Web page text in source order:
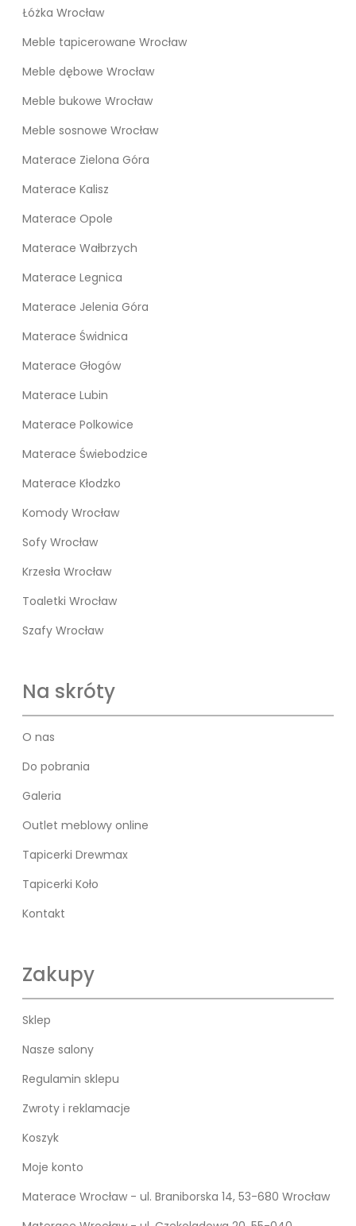
Łóżka Wrocław
Meble tapicerowane Wrocław
Meble dębowe Wrocław
Meble bukowe Wrocław
Meble sosnowe Wrocław
Materace Zielona Góra
Materace Kalisz
Materace Opole
Materace Wałbrzych
Materace Legnica
Materace Jelenia Góra
Materace Świdnica
Materace Głogów
Materace Lubin
Materace Polkowice
Materace Świebodzice
Materace Kłodzko
Komody Wrocław
Sofy Wrocław
Krzesła Wrocław
Toaletki Wrocław
Szafy Wrocław
Na skróty
O nas
Do pobrania
Galeria
Outlet meblowy online
Tapicerki Drewmax
Tapicerki Koło
Kontakt
Zakupy
Sklep
Nasze salony
Regulamin sklepu
Zwroty i reklamacje
Koszyk
Moje konto
Materace Wrocław - ul. Braniborska 14, 53-680 Wrocław